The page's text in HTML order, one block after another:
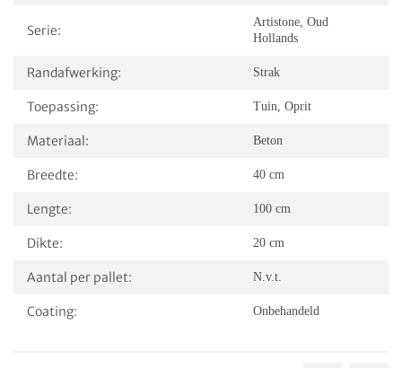
Serie:
Artistone ,Oud
Hollands
Randafwerking: Strak
Toepassing: Tuin ,Oprit
Materiaal: Beton
Breedte: 40 cm
Lengte: 100 cm
Dikte: 20 cm
Aantal per pallet: N.v.t.
Coating: Onbehandeld